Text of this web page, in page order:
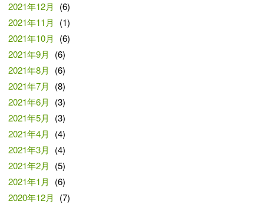
2021年12月
(6)
2021年11月
(1)
2021年10月
(6)
2021年9月
(6)
2021年8月
(6)
2021年7月
(8)
2021年6月
(3)
2021年5月
(3)
2021年4月
(4)
2021年3月
(4)
2021年2月
(5)
2021年1月
(6)
2020年12月
(7)